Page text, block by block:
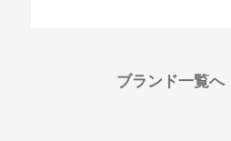
ブランド一覧へ